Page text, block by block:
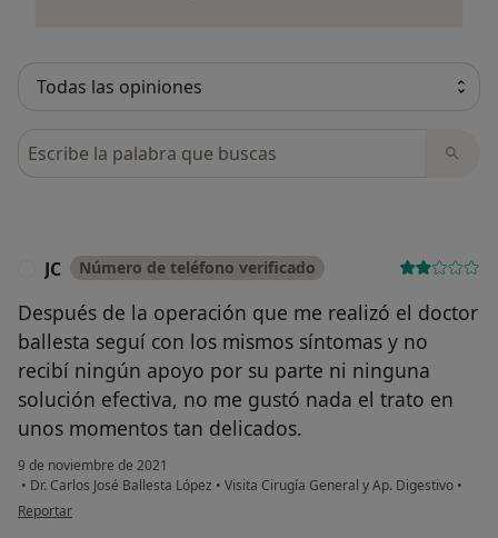
Busca en opiniones
JC Número de teléfono verificado
Después de la operación que me realizó el doctor
ballesta seguí con los mismos síntomas y no
recibí ningún apoyo por su parte ni ninguna
solución efectiva, no me gustó nada el trato en
unos momentos tan delicados.
9 de noviembre de 2021
• Dr. Carlos José Ballesta López • Visita Cirugía General y Ap. Digestivo •
en opinión del usuario JC
Reportar